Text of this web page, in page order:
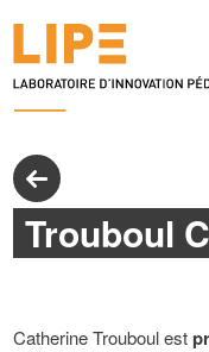
Trouboul
Catherine Trouboul est